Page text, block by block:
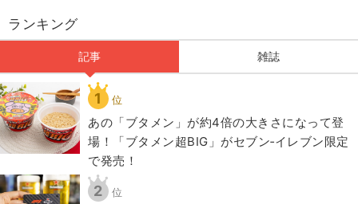
ランキング
記事 雑誌
1 位
あの「ブタメン」が約4倍の大きさになって登
場！「ブタメン超BIG」がセブン‐イレブン限定
で発売！
2 位